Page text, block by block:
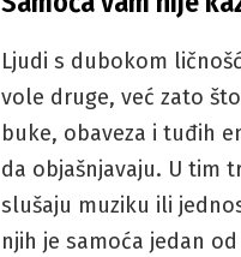
Ljudi s dubokom
vole druge, već zato
buke, obaveza i tuđih
da objašnjavaju. U tim
slušaju muziku ili
njih je samoća jedan